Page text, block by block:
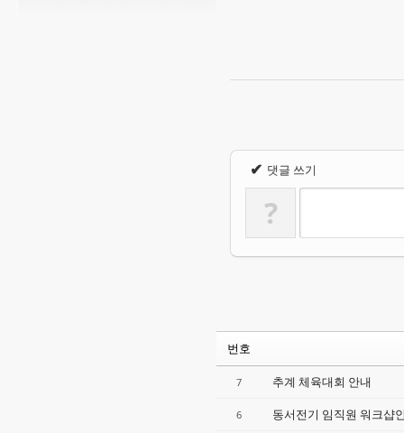
✔ 댓글 쓰기
?
번호
7 추계 체육대회 안내
6 동서전기 임직원 워크샵